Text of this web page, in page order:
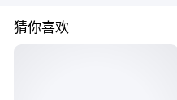
猜你喜欢